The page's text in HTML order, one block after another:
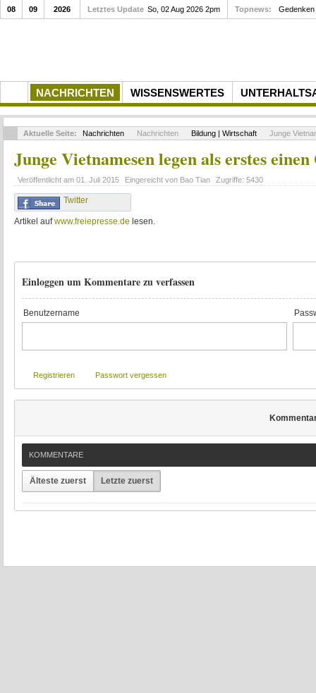
NACHRICHTEN WISSENSWERTES
08 09 2026 Letztes Update So, 02 Aug 2026 2pm Topnews: Gedenken
Aktuelle Seite: Nachrichten Nachrichten Bildung | Wirtschaft Junge
Junge Vietnamesen legen als erstes
Veröffentlicht am 01. Juli 2015 Eingereicht von Bao Tian Zugriffe: 5430
Twitter
Artikel aufwww.freiepresse.de lesen.
Einloggen um Kommentare zu verfassen
Benutzername
Registrieren Passwort vergessen
KOMMENTARE
Älteste zuerst Letzte zuerst